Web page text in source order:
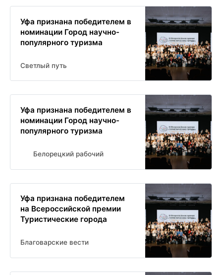
Уфа признана победителем в
номинации Город научно-
популярного туризма
Светлый путь
Уфа признана победителем в
номинации Город научно-
популярного туризма
Белорецкий рабочий
Уфа признана победителем
на Всероссийской премии
Туристические города
Благоварские вести